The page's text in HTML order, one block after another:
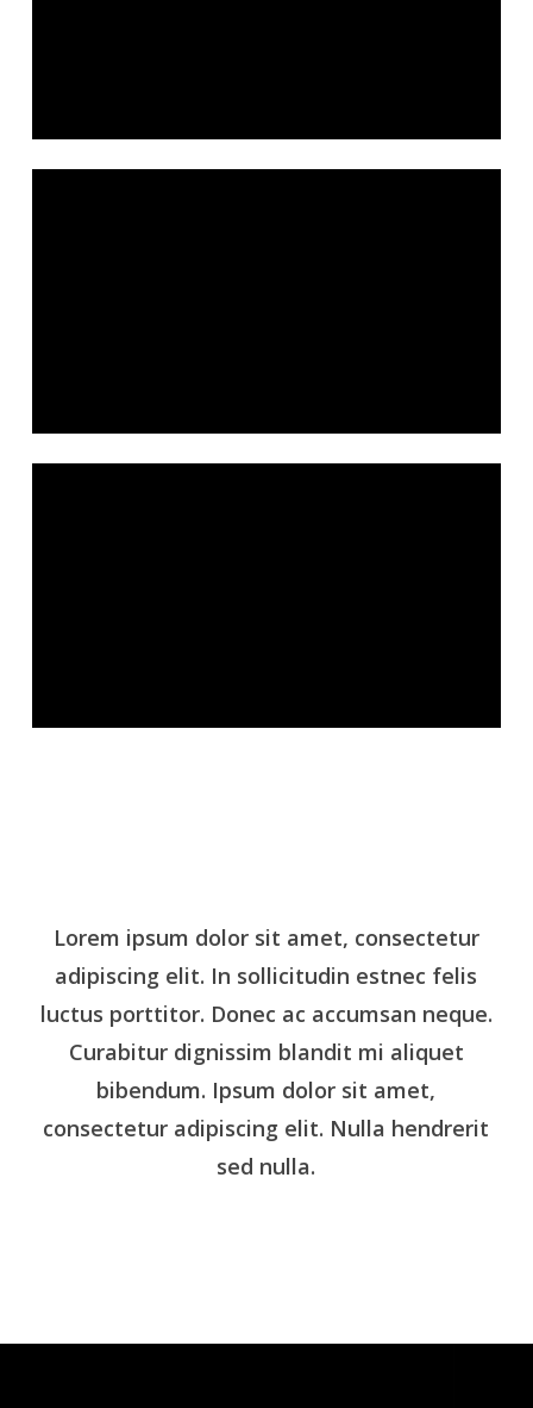
Lorem ipsum dolor sit amet, consectetur
adipiscing elit. In sollicitudin estnec felis
luctus porttitor. Donec ac accumsan neque.
Curabitur dignissim blandit mi aliquet
bibendum. Ipsum dolor sit amet,
consectetur adipiscing elit. Nulla hendrerit
sed nulla.